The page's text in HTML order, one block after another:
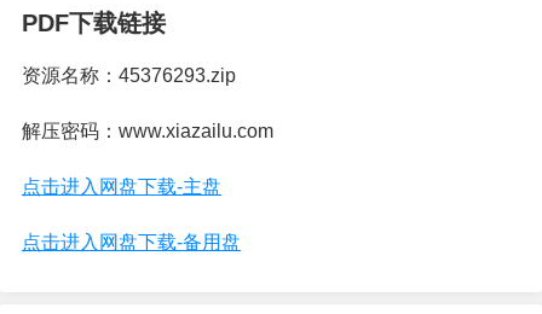
PDF下载链接
资源名称：45376293.zip
解压密码：www.xiazailu.com
点击进入网盘下载-主盘
点击进入网盘下载-备用盘